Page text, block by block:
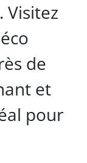
Visitez
de
et
pour